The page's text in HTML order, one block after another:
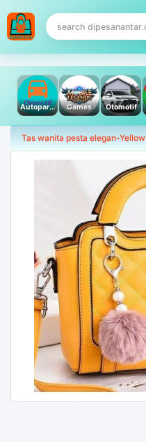
Autoparts Games Otomotif
Tas wanita pesta elegan-Yellow